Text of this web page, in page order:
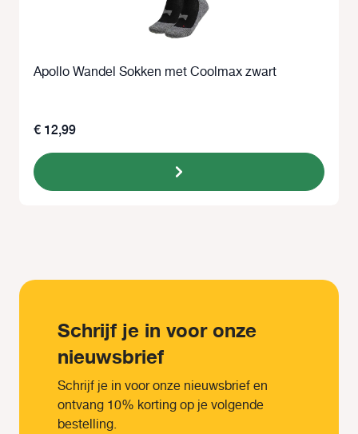
Apollo Wandel Sokken met Coolmax zwart
€ 12,99
Schrijf je in voor onze
nieuwsbrief
Schrijf je in voor onze nieuwsbrief en
ontvang 10% korting op je volgende
bestelling.